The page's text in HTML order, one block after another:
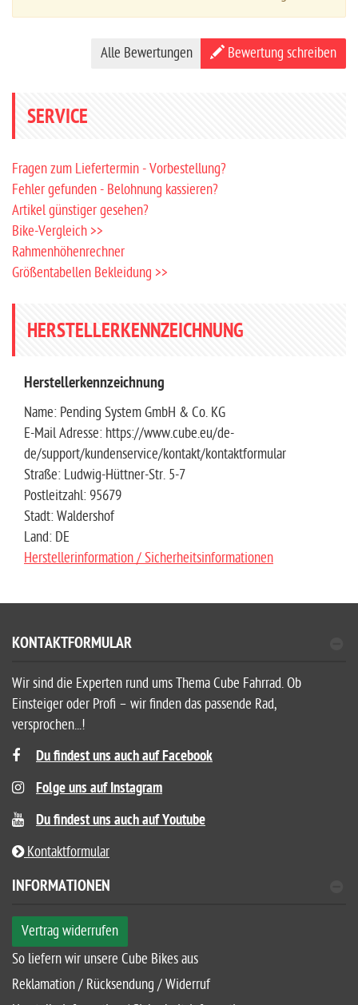
Alle Bewertungen Bewertung schreiben
SERVICE
Fragen zum Liefertermin - Vorbestellung?
Fehler gefunden - Belohnung kassieren?
Artikel günstiger gesehen?
Bike-Vergleich >>
Rahmenhöhenrechner
Größentabellen Bekleidung >>
HERSTELLERKENNZEICHNUNG
Herstellerkennzeichnung
Name: Pending System GmbH & Co. KG
E-Mail Adresse: https://www.cube.eu/de-
de/support/kundenservice/kontakt/kontaktformular
Straße: Ludwig-Hüttner-Str. 5-7
Postleitzahl: 95679
Stadt: Waldershof
Land: DE
Herstellerinformation / Sicherheitsinformationen
KONTAKTFORMULAR
Wir sind die Experten rund ums Thema Cube Fahrrad. Ob
Einsteiger oder Profi – wir finden das passende Rad,
versprochen...!
Du findest uns auch auf Facebook
Folge uns auf Instagram
Du findest uns auch auf Youtube
Kontaktformular
INFORMATIONEN
Vertrag widerrufen
So liefern wir unsere Cube Bikes aus
Reklamation / Rücksendung / Widerruf